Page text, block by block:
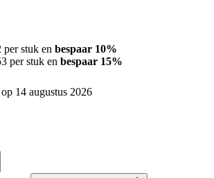
per stuk en bespaar 10%
per stuk en bespaar 15%
14 augustus 2026